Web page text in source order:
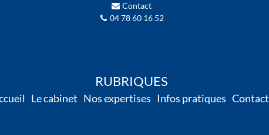
Contact
04 78 60 16 52
RUBRIQUES
Le cabinet Nos expertises Infos pratiques Contact